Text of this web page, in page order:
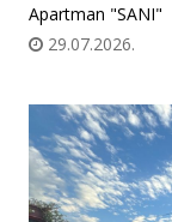
Apartman "SANI"
29.07.2026.